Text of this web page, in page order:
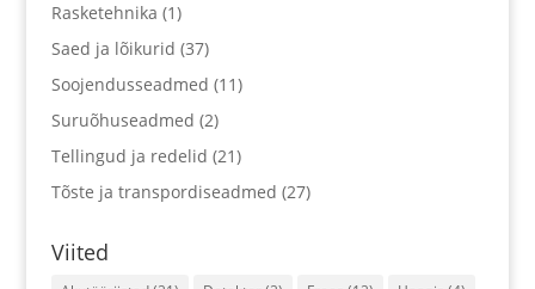
Rasketehnika (1)
Saed ja lõikurid (37)
Soojendusseadmed (11)
Suruõhuseadmed (2)
Tellingud ja redelid (21)
Tõste ja transpordiseadmed (27)
Viited